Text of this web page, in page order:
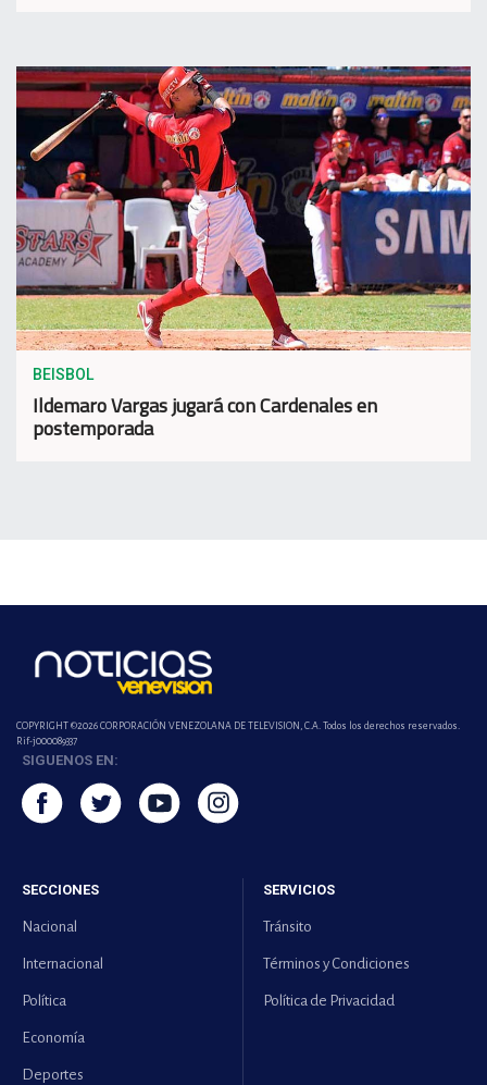
BEISBOL
Ildemaro Vargas jugará con Cardenales en
postemporada
COPYRIGHT ©2026 CORPORACIÓN VENEZOLANA DE TELEVISION, C.A. Todos los derechos reservados.
Rif-j000089337
SIGUENOS EN:
SECCIONES
Nacional
Internacional
Política
Economía
Deportes
SERVICIOS
Tránsito
Términos y Condiciones
Política de Privacidad